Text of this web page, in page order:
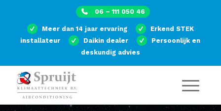
06 – 111 050 46
Meer dan 14 jaar ervaring
Erkend STEK
installateur
Daikin dealer
Persoonlijk en
deskundig advies